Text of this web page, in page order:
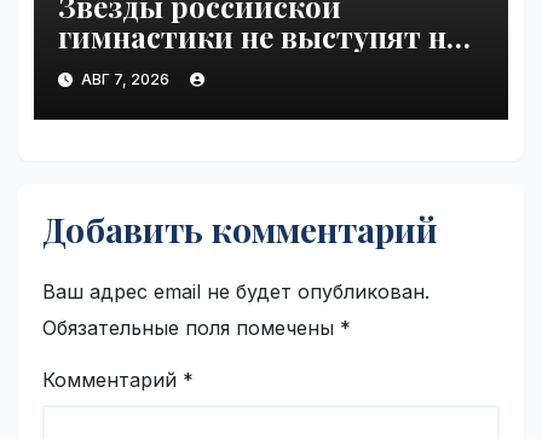
гимнастики не выступят на
ЧЕ из-за отказа в визах |
VseTime.ru
АВГ 7, 2026
Добавить комментарий
Ваш адрес email не будет опубликован.
Обязательные поля помечены *
Комментарий *